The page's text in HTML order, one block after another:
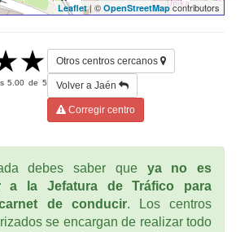
Leaflet| © OpenStreetMapcontributors
5.00 de5
Otros centros cercanos
Volver a Jaén
Corregir centro
debes saber que ya no es
a la Jefatura de Tráfico para
de conducir. Los centros
se encargan de realizar todo